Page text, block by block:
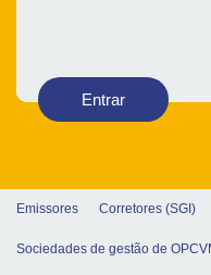
Entrar
Emissores Corretores (SGI)
Sociedades de gestão de